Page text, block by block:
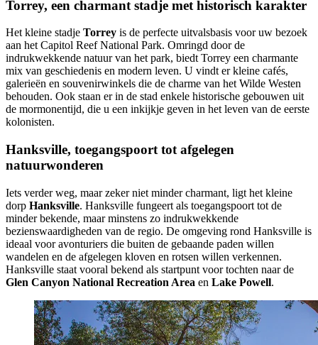
Torrey, een charmant stadje met historisch karakter
Het kleine stadje Torrey is de perfecte uitvalsbasis voor uw bezoek
aan het Capitol Reef National Park. Omringd door de
indrukwekkende natuur van het park, biedt Torrey een charmante
mix van geschiedenis en modern leven. U vindt er kleine cafés,
galerieën en souvenirwinkels die de charme van het Wilde Westen
behouden. Ook staan er in de stad enkele historische gebouwen uit
de mormonentijd, die u een inkijkje geven in het leven van de eerste
kolonisten.
Hanksville, toegangspoort tot afgelegen
natuurwonderen
Iets verder weg, maar zeker niet minder charmant, ligt het kleine
dorp Hanksville. Hanksville fungeert als toegangspoort tot de
minder bekende, maar minstens zo indrukwekkende
bezienswaardigheden van de regio. De omgeving rond Hanksville is
ideaal voor avonturiers die buiten de gebaande paden willen
wandelen en de afgelegen kloven en rotsen willen verkennen.
Hanksville staat vooral bekend als startpunt voor tochten naar de
Glen Canyon National Recreation Area en Lake Powell.